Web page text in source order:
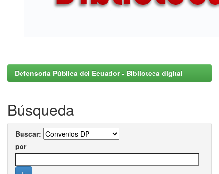
Defensoría Pública del Ecuador - Biblioteca digital
Búsqueda
Buscar:
por